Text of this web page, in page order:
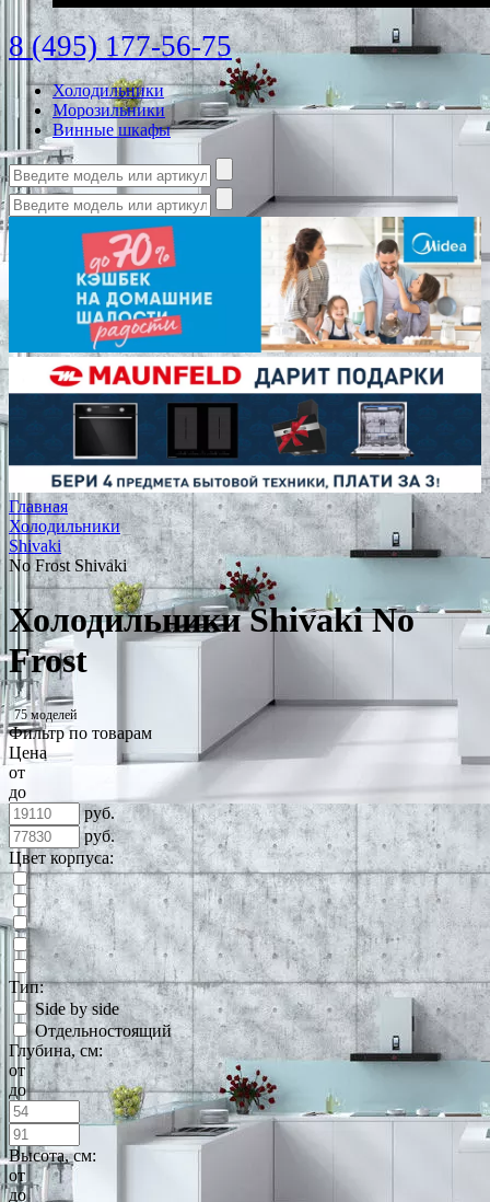
8 (495) 177-56-75
Холодильники
Морозильники
Винные шкафы
Главная
Холодильники
Shivaki
No Frost Shivaki
Холодильники Shivaki No
Frost
75 моделей
Фильтр по товарам
Цена
от
до
руб.
руб.
Цвет корпуса:
Тип:
Side by side
Отдельностоящий
Глубина, см:
от
до
Высота, см:
от
до